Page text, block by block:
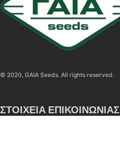
© 2020, GAIA Seeds. All rights reserved.
ΣΤΟΙΧΕΙΑ ΕΠΙΚΟΙΝΩΝΙΑΣ